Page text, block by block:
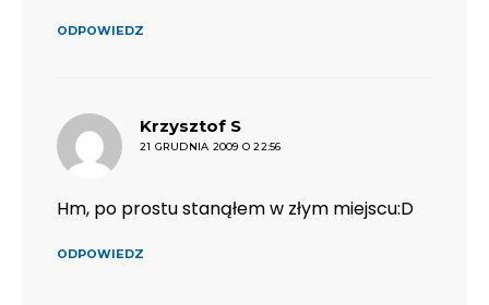
ODPOWIEDZ
Krzysztof S
21 GRUDNIA 2009 O 22:56
Hm, po prostu stanąłem w złym miejscu:D
ODPOWIEDZ